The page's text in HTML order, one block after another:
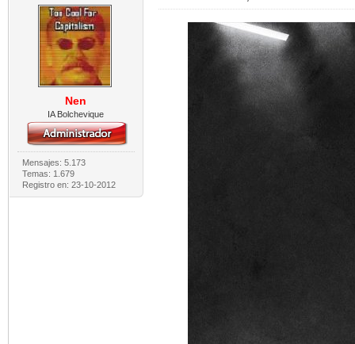
Nen
IA Bolchevique
Mensajes: 5.173
Temas: 1.679
Registro en: 23-10-2012